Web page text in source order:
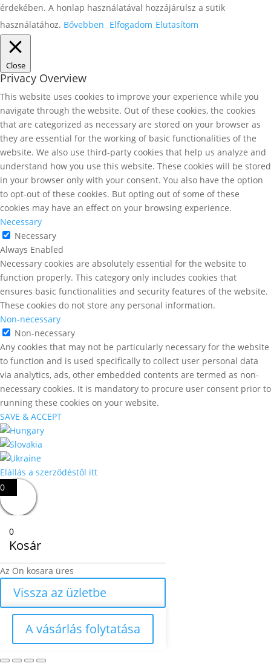
érdekében. A honlap használatával hozzájárulsz a sütik
használatához. Bővebben Elfogadom Elutasítom
Close
Privacy Overview
This website uses cookies to improve your experience while you
navigate through the website. Out of these cookies, the cookies
that are categorized as necessary are stored on your browser as
they are essential for the working of basic functionalities of the
website. We also use third-party cookies that help us analyze and
understand how you use this website. These cookies will be stored
in your browser only with your consent. You also have the option
to opt-out of these cookies. But opting out of some of these
cookies may have an effect on your browsing experience.
Necessary
Necessary
Always Enabled
Necessary cookies are absolutely essential for the website to
function properly. This category only includes cookies that
ensures basic functionalities and security features of the website.
These cookies do not store any personal information.
Non-necessary
Non-necessary
Any cookies that may not be particularly necessary for the website
to function and is used specifically to collect user personal data
via analytics, ads, other embedded contents are termed as non-
necessary cookies. It is mandatory to procure user consent prior to
running these cookies on your website.
SAVE & ACCEPT
Elállás a szerződéstől itt
0
0
Kosár
Az Ön kosara üres
Vissza az üzletbe
A vásárlás folytatása